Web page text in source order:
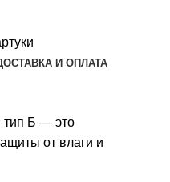
И ОПЛАТА
тип Б — это
от влаги и